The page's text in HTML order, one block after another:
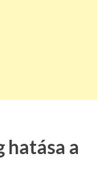
hatása a